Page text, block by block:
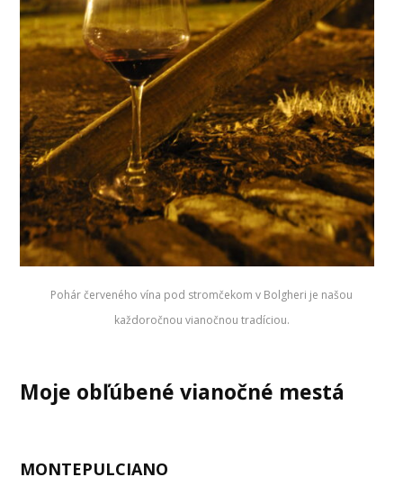
Pohár červeného vína pod stromčekom v Bolgheri je našou
každoročnou vianočnou tradíciou.
Moje obľúbené vianočné mestá
MONTEPULCIANO